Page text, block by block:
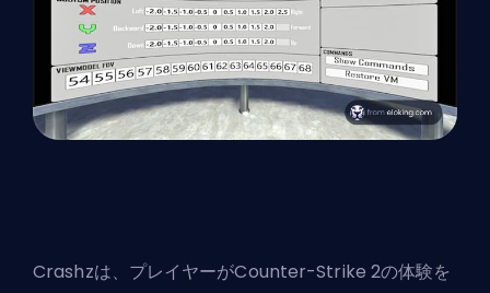
Crashzは、プレイヤーがCounter-Strike 2の体験を